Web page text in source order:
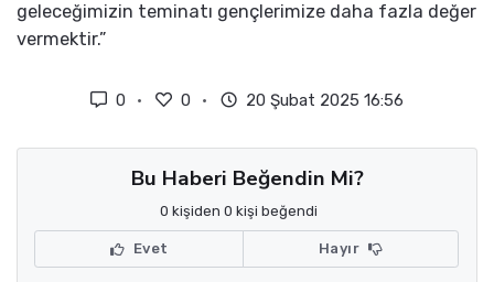
geleceğimizin teminatı gençlerimize daha fazla değer
vermektir.”
0 0 20 Şubat 2025 16:56
Bu Haberi Beğendin Mi?
0 kişiden 0 kişi beğendi
Evet Hayır